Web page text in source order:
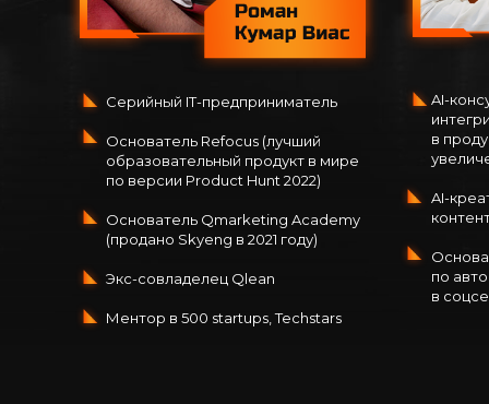
Серийный IT-предприниматель
Основатель Refocus (лучший
образовательный продукт в мире
по версии Product Hunt 2022)
Основатель Qmarketing Academy
(продано Skyeng в 2021 году)
Экс-совладелец Qlean
Ментор в 500 startups, Techstars
AI-
в
AI-
по
в